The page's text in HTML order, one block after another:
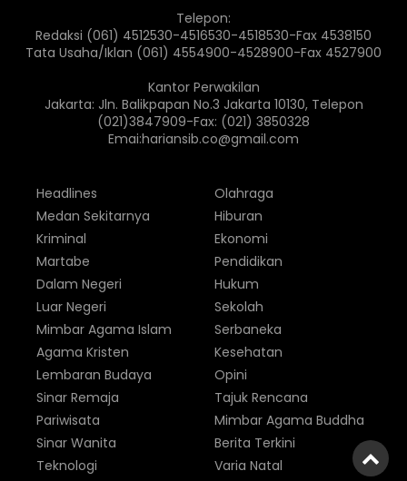
Telepon:
Redaksi (061) 4512530-4516530-4518530-Fax 4538150
Tata Usaha/Iklan (061) 4554900-4528900-Fax 4527900
Kantor Perwakilan
Jakarta: Jln. Balikpapan No.3 Jakarta 10130, Telepon
(021)3847909-Fax: (021) 3850328
Emai:hariansib.co@gmail.com
Headlines
Medan Sekitarnya
Kriminal
Martabe
Dalam Negeri
Luar Negeri
Olahraga
Hiburan
Ekonomi
Pendidikan
Hukum
Sekolah
Mimbar Agama Islam
Agama Kristen
Lembaran Budaya
Sinar Remaja
Pariwisata
Sinar Wanita
Serbaneka
Kesehatan
Opini
Tajuk Rencana
Mimbar Agama Buddha
Berita Terkini
Teknologi
Varia Natal